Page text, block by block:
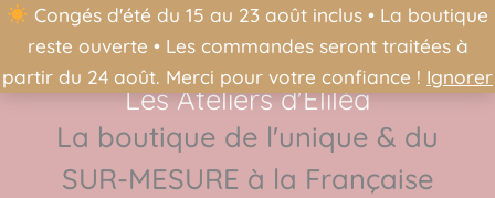
Congés d'été du 15 au 23 août inclus • La boutique
reste ouverte • Les commandes seront traitées à
partir du 24 août. Merci pour votre confiance ! Ignorer
Les Ateliers d'Éliléa
La boutique de l'unique & du
SUR-MESURE à la Française
Menu
principal